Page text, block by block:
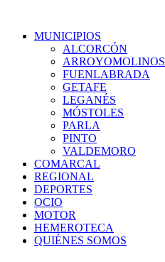
MUNICIPIOS
ALCORCÓN
ARROYOMOLINOS
FUENLABRADA
GETAFE
LEGANÉS
MÓSTOLES
PARLA
PINTO
VALDEMORO
COMARCAL
REGIONAL
DEPORTES
OCIO
MOTOR
HEMEROTECA
QUIÉNES SOMOS